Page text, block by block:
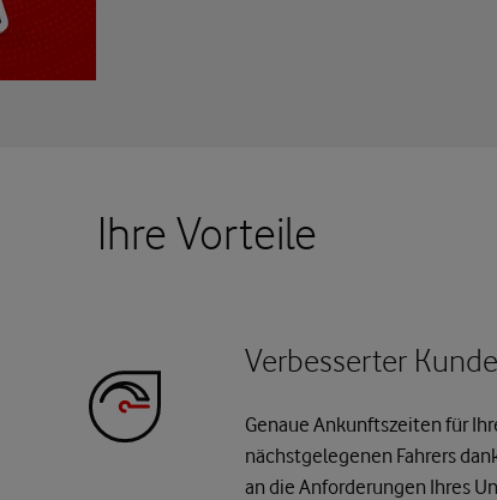
Ihre Vorteile
Verbesserter
Genaue Ankunftszeiten für
nächstgelegenen Fahrers
an die Anforderungen Ihres